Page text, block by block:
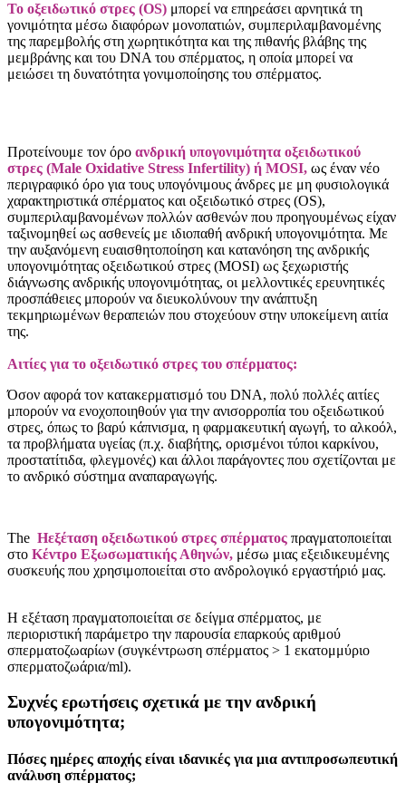
Το οξειδωτικό στρες (OS) μπορεί να επηρεάσει αρνητικά τη
γονιμότητα μέσω διαφόρων μονοπατιών, συμπεριλαμβανομένης
της παρεμβολής στη χωρητικότητα και της πιθανής βλάβης της
μεμβράνης και του DNA του σπέρματος, η οποία μπορεί να
μειώσει τη δυνατότητα γονιμοποίησης του σπέρματος.
Προτείνουμε τον όρο ανδρική υπογονιμότητα οξειδωτικού
στρες (Male Oxidative Stress Infertility) ή MOSI, ως έναν νέο
περιγραφικό όρο για τους υπογόνιμους άνδρες με μη φυσιολογικά
χαρακτηριστικά σπέρματος και οξειδωτικό στρες (OS),
συμπεριλαμβανομένων πολλών ασθενών που προηγουμένως είχαν
ταξινομηθεί ως ασθενείς με ιδιοπαθή ανδρική υπογονιμότητα. Με
την αυξανόμενη ευαισθητοποίηση και κατανόηση της ανδρικής
υπογονιμότητας οξειδωτικού στρες (MOSI) ως ξεχωριστής
διάγνωσης ανδρικής υπογονιμότητας, οι μελλοντικές ερευνητικές
προσπάθειες μπορούν να διευκολύνουν την ανάπτυξη
τεκμηριωμένων θεραπειών που στοχεύουν στην υποκείμενη αιτία
της.
Αιτίες για το οξειδωτικό στρες του σπέρματος:
Όσον αφορά τον κατακερματισμό του DNA, πολύ πολλές αιτίες
μπορούν να ενοχοποιηθούν για την ανισορροπία του οξειδωτικού
στρες, όπως το βαρύ κάπνισμα, η φαρμακευτική αγωγή, το αλκοόλ,
τα προβλήματα υγείας (π.χ. διαβήτης, ορισμένοι τύποι καρκίνου,
προστατίτιδα, φλεγμονές) και άλλοι παράγοντες που σχετίζονται με
το ανδρικό σύστημα αναπαραγωγής.
The Ηεξέταση οξειδωτικού στρες σπέρματος πραγματοποιείται
στο Κέντρο Εξωσωματικής Αθηνών, μέσω μιας εξειδικευμένης
συσκευής που χρησιμοποιείται στο ανδρολογικό εργαστήριό μας.
Η εξέταση πραγματοποιείται σε δείγμα σπέρματος, με
περιοριστική παράμετρο την παρουσία επαρκούς αριθμού
σπερματοζωαρίων (συγκέντρωση σπέρματος > 1 εκατομμύριο
σπερματοζωάρια/ml).
Συχνές ερωτήσεις σχετικά με την ανδρική
υπογονιμότητα;
πόσες ημέρες αποχής είναι ιδανικές για μια αντιπροσωπευτική
ανάλυση σπέρματος;